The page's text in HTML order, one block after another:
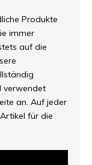
Produkte
immer
auf die
verwendet
an. Auf jeder
für die